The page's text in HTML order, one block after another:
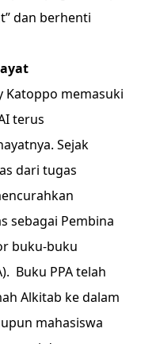
dan berhenti
Katoppo memasuki
terus
Sejak
dari tugas
sebagai Pembina
buku-buku
Buku PPA telah
Alkitab ke dalam
mahasiswa